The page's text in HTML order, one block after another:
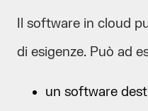
Il software in cloud
di esigenze. Può ad
un software